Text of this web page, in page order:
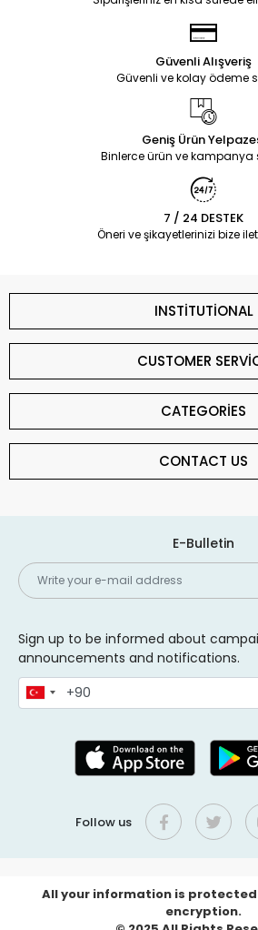
Güvenli Alışveriş
Güvenli ve kolay ödeme
Geniş Ürün
Binlerce ürün ve kampanya
7 / 24 DESTEK
Öneri ve şikayetlerinizi bize
INSTİTUTİONAL
CUSTOMER
CATEGORİES
CONTACT US
E-Bulletin
Sign up to be informed about
announcements and notifications.
Follow us
All your information is protected
encryption.